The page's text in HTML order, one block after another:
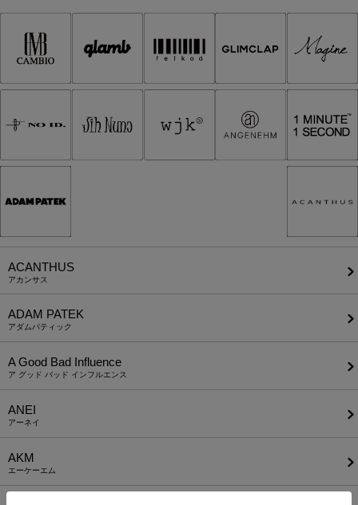
ACANTHUS
アカンサス
ADAM PATEK
アダムパティック
A Good Bad Influence
ア グッド バッド インフルエンス
ANEI
アーネイ
AKM
エーケーエム